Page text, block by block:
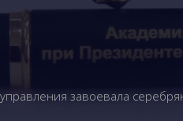
завоевала